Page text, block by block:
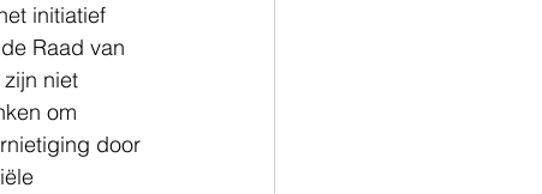
initiatief
Raad van
niet
om
door